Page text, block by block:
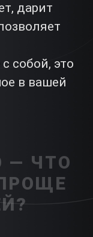
дарит
собой, это
в вашей
— ЧТО